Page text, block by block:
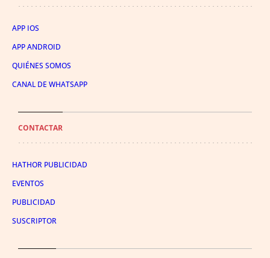
APP IOS
APP ANDROID
QUIÉNES SOMOS
CANAL DE WHATSAPP
CONTACTAR
HATHOR PUBLICIDAD
EVENTOS
PUBLICIDAD
SUSCRIPTOR